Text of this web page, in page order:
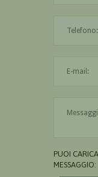
PUOI
MESSAGGIO: